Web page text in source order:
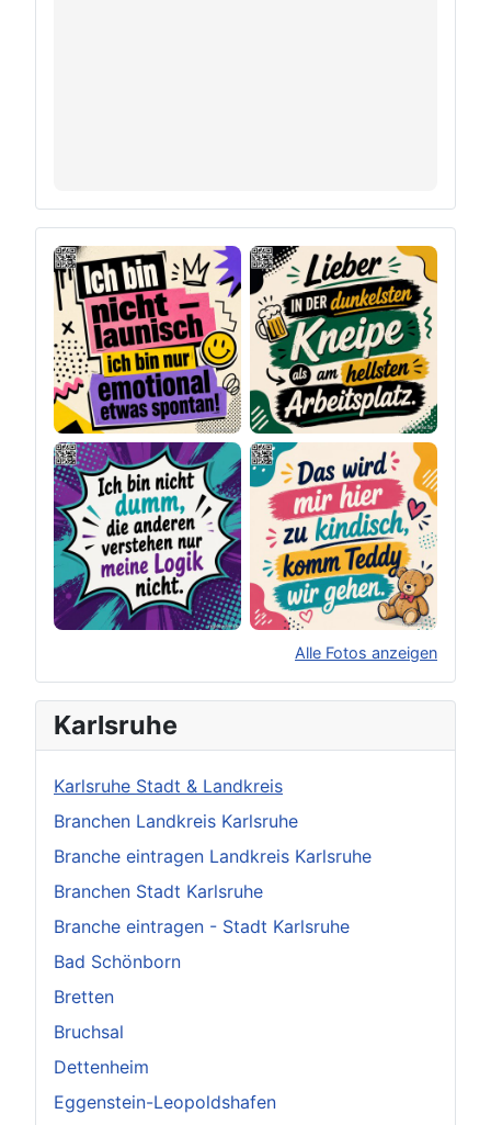
Alle Fotos anzeigen
Original herunterladen
Karlsruhe
Karlsruhe Stadt & Landkreis
Branchen Landkreis Karlsruhe
Branche eintragen Landkreis Karlsruhe
Branchen Stadt Karlsruhe
Branche eintragen - Stadt Karlsruhe
Bad Schönborn
Bretten
Bruchsal
Dettenheim
Eggenstein-Leopoldshafen